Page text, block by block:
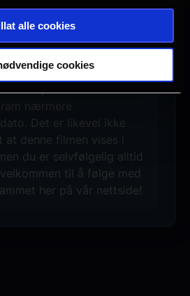
alle cookies
cookies
i Horten
har premiere 22.
Det er likevel ikke
denne filmen vises i
du er selvfølgelig alltid
til å følge med
her på vår nettside!